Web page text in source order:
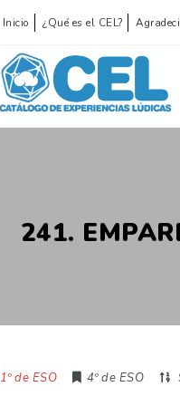
Inicio ¿Qué es el CEL?
241.
1º de ESO 4º de ESO